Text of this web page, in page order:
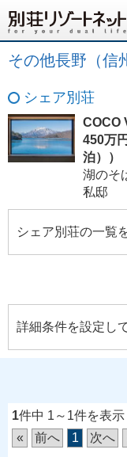
その他長野（信
シェア別荘
COCO
450万
泊））
湖のそ
私邸
シェア別荘の一覧
詳細条件を設定し
1件中 1～1件を表示
«
前へ 1 次へ